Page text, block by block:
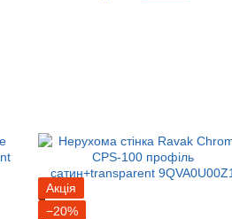
Акція
−20%